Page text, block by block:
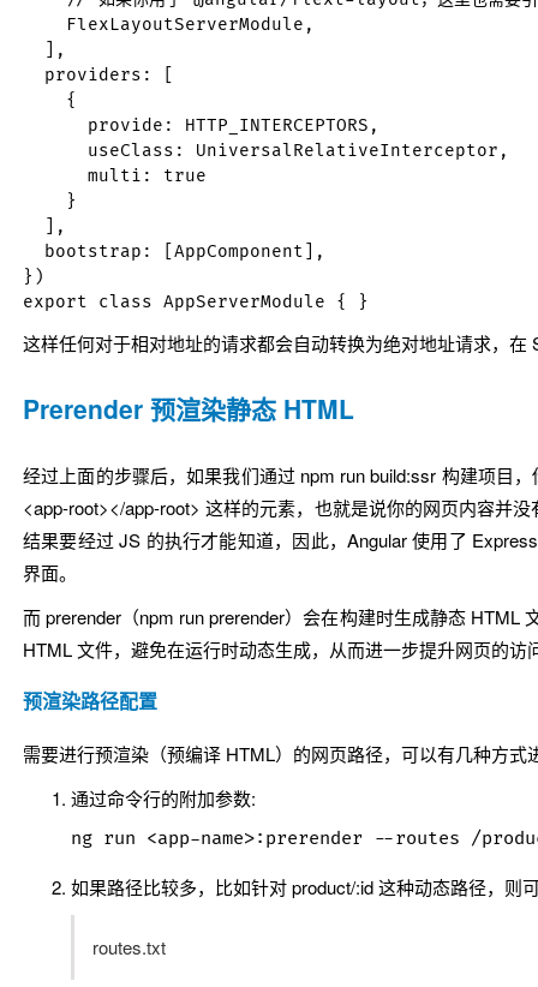
    FlexLayoutServerModule,
  ],
  providers: [
    {
      provide: HTTP_INTERCEPTORS,
      useClass: UniversalRelativeInterceptor,
      multi: true
    }
  ],
  bootstrap: [AppComponent],
})
这样任何对于相对地址的请求都会自动转换为绝对地址请求，在
Prerender 预渲染静态 HTML
经过上面的步骤后，如果我们通过 npm run build:ssr 构建项目
<app-root></app-root> 这样的元素，也就是说你的网页内容并
结果要经过 JS 的执行才能知道，因此，Angular 使用了
界面。
而prerender （npm run prerender）会在构建时生成静态 HTML
HTML 文件，避免在运行时动态生成，从而进一步提升网页的访
预渲染路径配置
需要进行预渲染（预编译 HTML）的网页路径，可以有几种方式
通过命令行的附加参数:
如果路径比较多，比如针对product/:id这种动态路径，则
routes.txt